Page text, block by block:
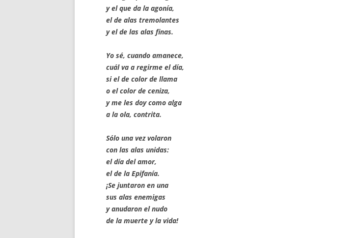
y el que da la agonía,
el de alas tremolantes
y el de las alas finas.
Yo sé, cuando amanece,
cuál va a regirme el día,
si el de color de llama
o el color de ceniza,
y me les doy como alga
a la ola, contrita.
Sólo una vez volaron
con las alas unidas:
el día del amor,
el de la Epifanía.
¡Se juntaron en una
sus alas enemigas
y anudaron el nudo
de la muerte y la vida!